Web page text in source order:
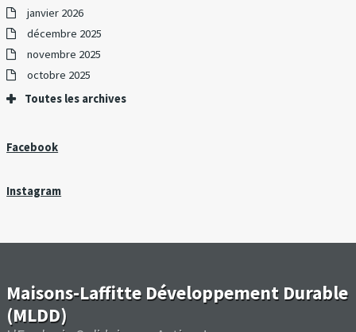
janvier 2026
décembre 2025
novembre 2025
octobre 2025
Toutes les archives
Facebook
Instagram
Maisons-Laffitte Développement Durable
(MLDD)